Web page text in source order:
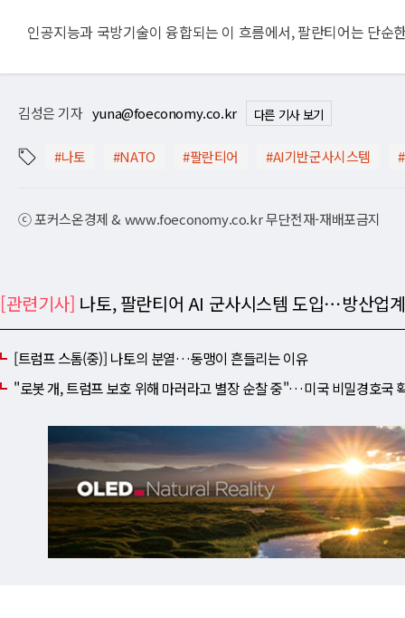
인공지능과 국방기술이 융합되는 이 흐름에서, 팔란티어는 단
김성은 기자 yuna@foeconomy.co.kr 다른 기사 보기
#나토 #NATO #팔란티어 #AI기반군사시스템
ⓒ 포커스온경제 & www.foeconomy.co.kr 무단전재-재배포금지
[관련기사] 나토, 팔란티어 AI 군사시스템 도입⋯방산업
[트럼프 스톰(중)] 나토의 분열…동맹이 흔들리는 이유
"로봇 개, 트럼프 보호 위해 마러라고 별장 순찰 중"…미국 비밀경호국